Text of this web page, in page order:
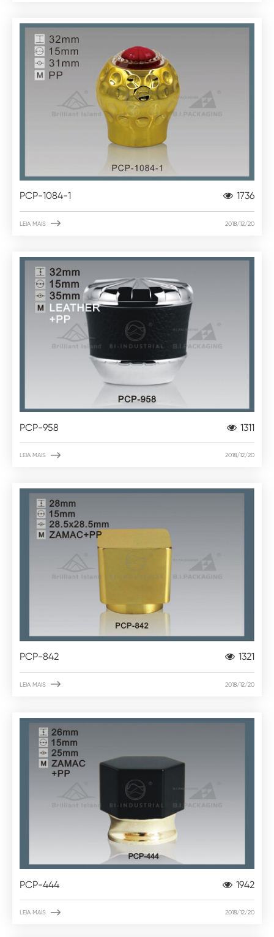
PCP-1084-1 1736
LEIA MAIS  2018/12/20
PCP-958 1311
LEIA MAIS  2018/12/20
PCP-842 1321
LEIA MAIS  2018/12/20
PCP-444 1942
LEIA MAIS  2018/12/20